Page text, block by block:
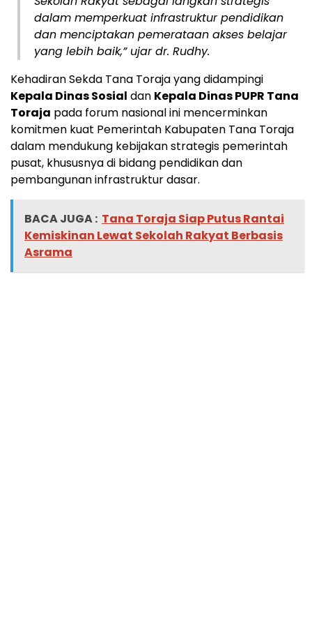
dalam memperkuat infrastruktur pendidikan
dan menciptakan pemerataan akses belajar
yang lebih baik,” ujar dr. Rudhy.
Kehadiran Sekda Tana Toraja yang didampingi
Kepala Dinas Sosial dan Kepala Dinas PUPR Tana
Toraja pada forum nasional ini mencerminkan
komitmen kuat Pemerintah Kabupaten Tana Toraja
dalam mendukung kebijakan strategis pemerintah
pusat, khususnya di bidang pendidikan dan
pembangunan infrastruktur dasar.
BACA JUGA : Tana Toraja Siap Putus Rantai
Kemiskinan Lewat Sekolah Rakyat Berbasis
Asrama